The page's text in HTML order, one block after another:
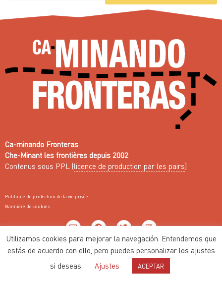
Ca-minando Fronteras
Che-Minant les frontières depuis 2002
Contenus sous PPL (licence de production par les pairs)
Politique de protection de la vie privée
Bannière de cookies
Web fait avec ♥ par Nodo Común
Utilizamos cookies para mejorar la navegación. Entendemos que
estás de acuerdo con ello, pero puedes personalizar los ajustes
si deseas.
Ajustes ACEPTAR